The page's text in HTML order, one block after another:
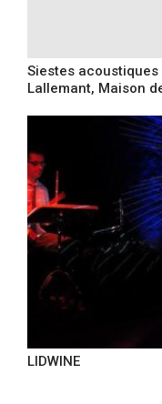
Siestes
Lallemant, Maison
LIDWINE